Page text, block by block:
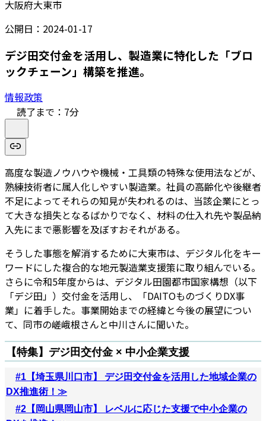
大阪府大東市
公開日： 2024-01-17
デジ田交付金を活用し、製造業に特化した「ブロ
ックチェーン」構築を推進。
情報政策
読了まで： 7分
高度な製造ノウハウや機械・工具類の特殊な使用法などが、
熟練技術者に属人化しやすい製造業。社員の高齢化や後継者
不足によってそれらの知見が失われるのは、当該企業にとっ
て大きな損失となるばかりでなく、材料の仕入れ先や製品納
入先にまで悪影響を及ぼすおそれがある。
そうした事態を解消するために大東市は、デジタル化をキー
ワードにした複合的な地元製造業支援策に取り組んでいる。
さらに令和5年度からは、デジタル田園都市国家構想（以下
「デジ田」）交付金を活用し、「DAITOものづくりDX事
業」に着手した。事業開始までの経緯と今後の展望につい
て、同市の嵯峨根さんと中川さんに聞いた。
【特集】デジ田交付金 × 中小企業支援
#1【埼玉県川口市】 デジ田交付金を活用した地域企業の
DX推進術！ ≫
#2【岡山県岡山市】 レベルに応じた支援で中小企業の